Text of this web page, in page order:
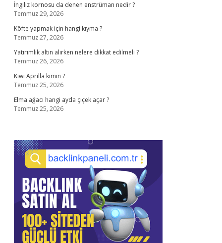
İngiliz kornosu da denen enstrüman nedir ?
Temmuz 29, 2026
Köfte yapmak için hangi kıyma ?
Temmuz 27, 2026
Yatırımlık altın alırken nelere dikkat edilmeli ?
Temmuz 26, 2026
Kiwi Aprilla kimin ?
Temmuz 25, 2026
Elma ağacı hangi ayda çiçek açar ?
Temmuz 25, 2026